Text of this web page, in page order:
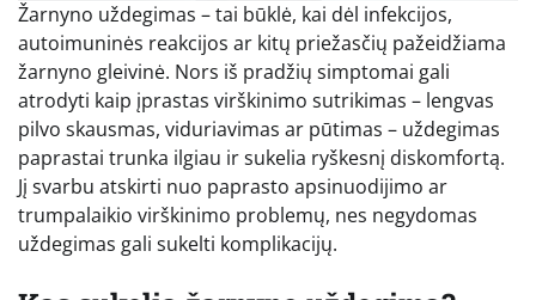
Žarnyno uždegimas – tai būklė, kai dėl infekcijos,
autoimuninės reakcijos ar kitų priežasčių pažeidžiama
žarnyno gleivinė. Nors iš pradžių simptomai gali
atrodyti kaip įprastas virškinimo sutrikimas – lengvas
pilvo skausmas, viduriavimas ar pūtimas – uždegimas
paprastai trunka ilgiau ir sukelia ryškesnį diskomfortą.
Jį svarbu atskirti nuo paprasto apsinuodijimo ar
trumpalaikio virškinimo problemų, nes negydomas
uždegimas gali sukelti komplikacijų.